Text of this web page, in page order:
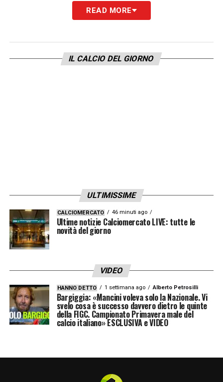
READ MORE
IL CALCIO DEL GIORNO
ULTIMISSIME
CALCIOMERCATO 46 minuti ago
Ultime notizie Calciomercato LIVE: tutte le
novità del giorno
VIDEO
HANNO DETTO 1 settimana ago Alberto Petrosilli
Bargiggia: «Mancini voleva solo la Nazionale. Vi
svelo cosa è successo davvero dietro le quinte
della FIGC. Campionato Primavera male del
calcio italiano» ESCLUSIVA e VIDEO